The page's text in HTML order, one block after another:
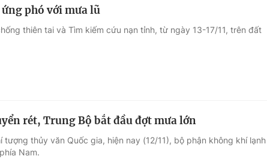
phó với mưa lũ
thiên tai và Tìm kiếm cứu nạn tỉnh, từ ngày 13-17/11, trên đất
rét, Trung Bộ bắt đầu đợt mưa lớn
tượng thủy văn Quốc gia, hiện nay (12/11), bộ phận không khí lạnh
Nam.